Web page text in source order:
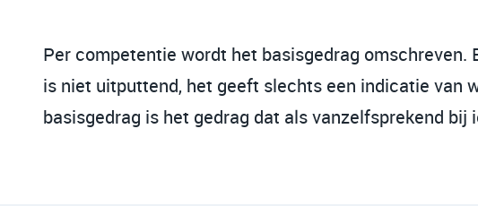
Per competentie wordt het basisgedrag
is niet uitputtend, het geeft slechts een indicatie van
basisgedrag is het gedrag dat als vanzelfsprekend